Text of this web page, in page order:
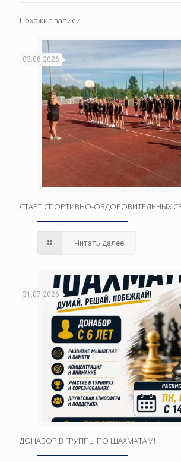
Похожие записи
03.08.2026
СТАРТ СПОРТИВНО-ОЗДОРОВИТЕЛЬНЫХ
Читать далее
31.07.2026
ДОНАБОР В ГРУППЫ ПО ШАХМАТАМ!